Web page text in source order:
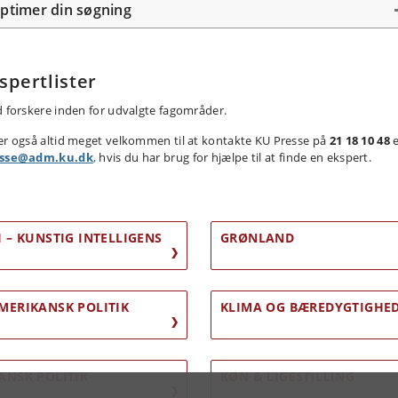
din søgning
forskere inden for udvalgte fagområder.
også altid meget velkommen til at kontakte KU Presse på 21 18 10 48
, hvis du har brug for hjælpe til at finde en ekspert.
– KUNSTIG INTELLIGENS
POLITIK
POLITIK
GRØNLAND
KLIMA OG
KØN & LIGESTILLING